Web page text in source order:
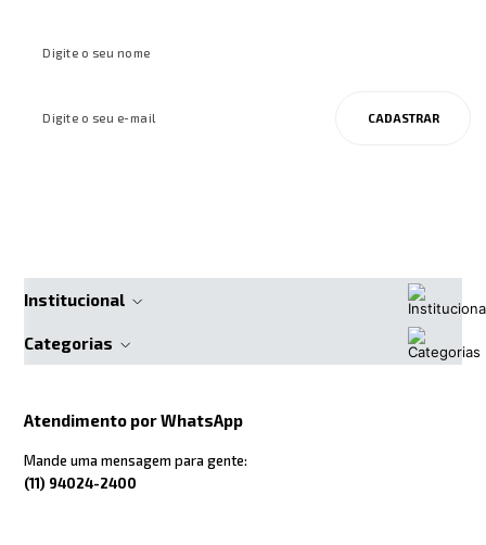
CADASTRAR
Institucional
Categorias
Atendimento por WhatsApp
Mande uma mensagem para gente:
(11) 94024-2400